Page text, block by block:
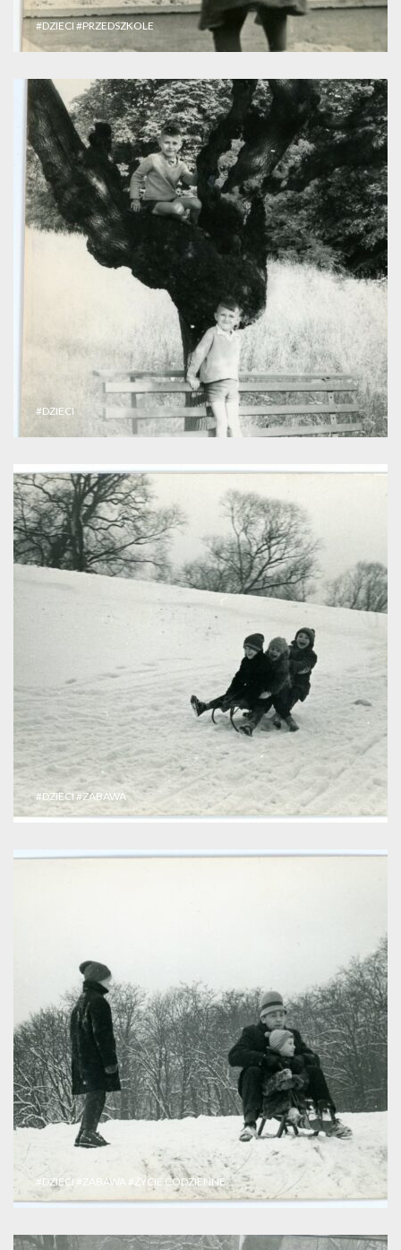
#DZIECI #PRZEDSZKOLE
#DZIECI
#DZIECI #ZABAWA
#DZIECI #ZABAWA #ŻYCIE CODZIENNE